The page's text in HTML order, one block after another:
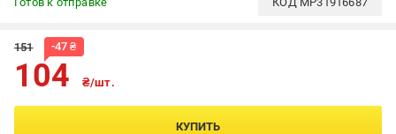
151 -47 ₴
104 ₴/шт.
КУПИТЬ